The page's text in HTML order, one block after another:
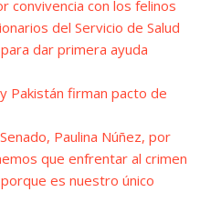
convivencia con los felinos
del Servicio de Salud
dar primera ayuda
Pakistán firman pacto de
Paulina Núñez, por
que enfrentar al crimen
es nuestro único